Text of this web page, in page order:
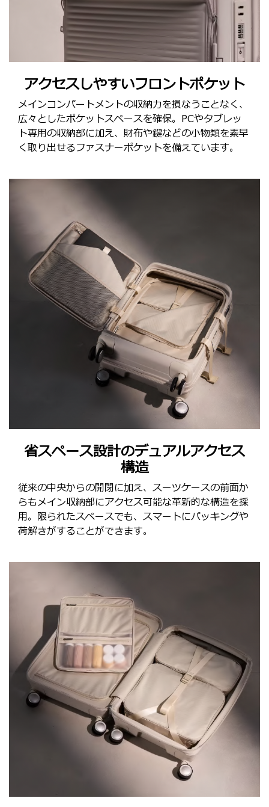
アクセスしやすいフロントポケット
メインコンパートメントの収納力を損なうことなく、
広々としたポケットスペースを確保。PCやタブレッ
ト専用の収納部に加え、財布や鍵などの小物類を素早
く取り出せるファスナーポケットを備えています。
省スペース設計のデュアルアクセス
構造
従来の中央からの開閉に加え、スーツケースの前面か
らもメイン収納部にアクセス可能な革新的な構造を採
用。限られたスペースでも、スマートにパッキングや
荷解きがすることができます。